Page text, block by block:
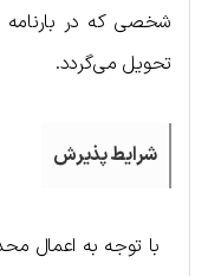
شخصی كه در
تحويل می‌گردد.
شرایط پذیرش
با توجه به اعمال